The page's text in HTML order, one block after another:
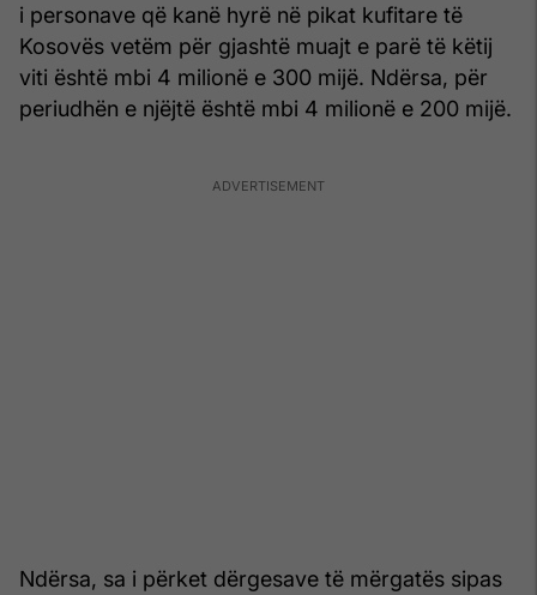
i personave që kanë hyrë në pikat kufitare të
Kosovës vetëm për gjashtë muajt e parë të këtij
viti është mbi 4 milionë e 300 mijë. Ndërsa, për
periudhën e njëjtë është mbi 4 milionë e 200 mijë.
Ndërsa, sa i përket dërgesave të mërgatës sipas